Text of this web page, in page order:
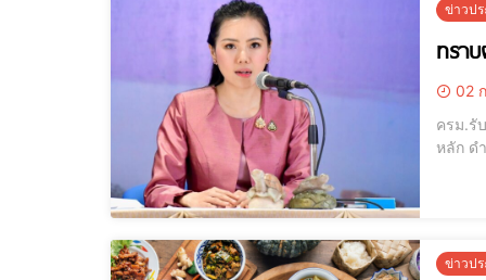
ข่าวป
ทรา
02
ครม.รั
หลัก ดำเนิ
ข่าวป